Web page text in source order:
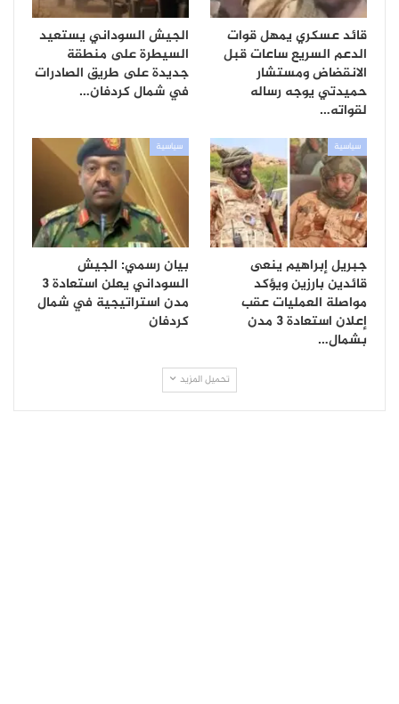
قائد عسكري يمهل قوات
الدعم السريع ساعات قبل
الانقضاض ومستشار
حميدتي يوجه رساله
لقواته…
الجيش السوداني يستعيد
السيطرة على منطقة
جديدة على طريق الصادرات
في شمال كردفان…
سياسية
جبريل إبراهيم ينعى
قائدين بارزين ويؤكد
مواصلة العمليات عقب
إعلان استعادة 3 مدن
بشمال…
سياسية
بيان رسمي: الجيش
السوداني يعلن استعادة 3
مدن استراتيجية في شمال
كردفان
تحميل المزيد